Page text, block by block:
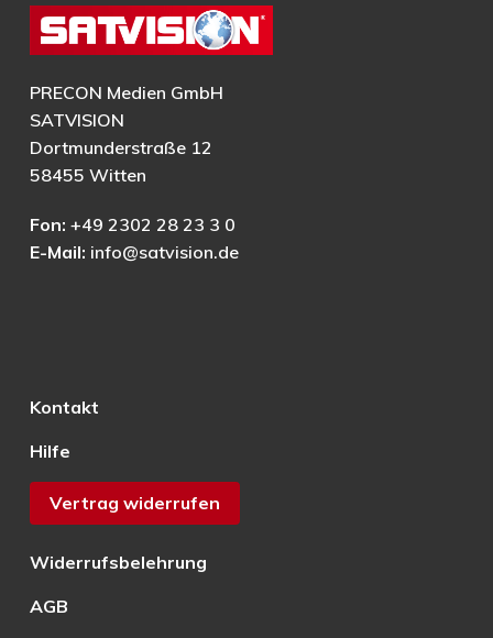
PRECON Medien GmbH
SATVISION
Dortmunderstraße 12
58455 Witten
Fon: +49 2302 28 23 3 0
E-Mail: info@satvision.de
Kontakt
Hilfe
Vertrag widerrufen
Widerrufsbelehrung
AGB